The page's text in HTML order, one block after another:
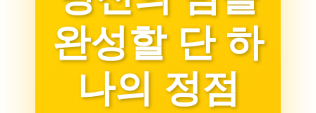
완성할 단 하
나의 정점